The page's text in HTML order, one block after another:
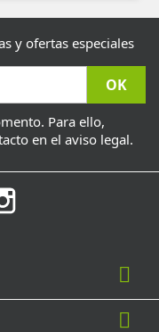
y ofertas especiales
Para ello,
en el aviso legal.

